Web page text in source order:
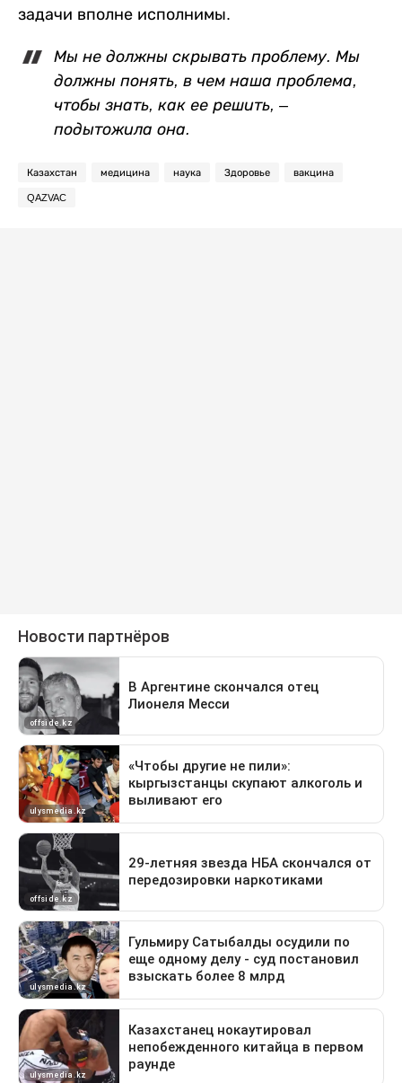
задачи вполне исполнимы.
Мы не должны скрывать проблему. Мы
должны понять, в чем наша проблема,
чтобы знать, как ее решить, –
подытожила она.
Казахстан медицина наука Здоровье вакцина
QAZVAC